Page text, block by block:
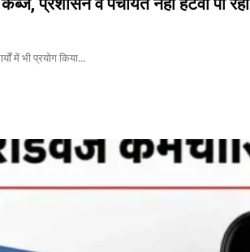
प्रशासन व पंचायतें नहीं हटवा पा रही
में भी प्रयोग किया...